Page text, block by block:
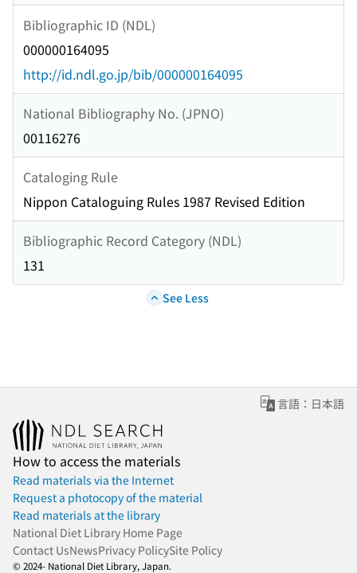
Bibliographic ID (NDL)
000000164095
http://id.ndl.go.jp/bib/000000164095
National Bibliography No. (JPNO)
00116276
Cataloging Rule
Nippon Cataloguing Rules 1987 Revised Edition
Bibliographic Record Category (NDL)
131
See Less
言語：日本語
How to access the materials
Read materials via the Internet
Request a photocopy of the material
Read materials at the library
National Diet Library Home Page
Contact UsNewsPrivacy PolicySite Policy
© 2024- National Diet Library, Japan.